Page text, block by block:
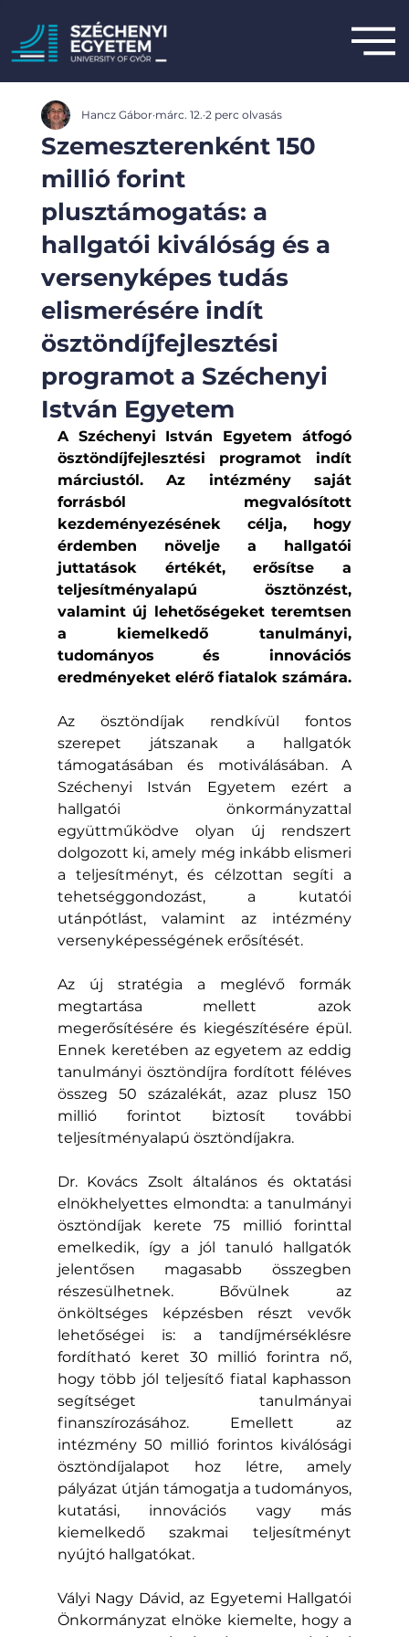
Szemeszterenként 150
millió forint
plusztámogatás: a
hallgatói kiválóság és a
versenyképes tudás
elismerésére indít
ösztöndíjfejlesztési
programot a Széchenyi
István Egyetem
Hancz Gábor márc. 12. 2 perc olvasás
A Széchenyi István Egyetem átfogó
ösztöndíjfejlesztési programot indít
márciustól. Az intézmény saját
forrásból megvalósított
kezdeményezésének célja, hogy
érdemben növelje a hallgatói
juttatások értékét, erősítse a
teljesítményalapú ösztönzést,
valamint új lehetőségeket teremtsen
a kiemelkedő tanulmányi,
tudományos és innovációs
eredményeket elérő fiatalok számára.
Az ösztöndíjak rendkívül fontos
szerepet játszanak a hallgatók
támogatásában és motiválásában. A
Széchenyi István Egyetem ezért a
hallgatói önkormányzattal
együttműködve olyan új rendszert
dolgozott ki, amely még inkább elismeri
a teljesítményt, és célzottan segíti a
tehetséggondozást, a kutatói
utánpótlást, valamint az intézmény
versenyképességének erősítését.
Az új stratégia a meglévő formák
megtartása mellett azok
megerősítésére és kiegészítésére épül.
Ennek keretében az egyetem az eddig
tanulmányi ösztöndíjra fordított féléves
összeg 50 százalékát, azaz plusz 150
millió forintot biztosít további
teljesítményalapú ösztöndíjakra.
Dr. Kovács Zsolt általános és oktatási
elnökhelyettes elmondta: a tanulmányi
ösztöndíjak kerete 75 millió forinttal
emelkedik, így a jól tanuló hallgatók
jelentősen magasabb összegben
részesülhetnek. Bővülnek az
önköltséges képzésben részt vevők
lehetőségei is: a tandíjmérséklésre
fordítható keret 30 millió forintra nő,
hogy több jól teljesítő fiatal kaphasson
segítséget tanulmányai
finanszírozásához. Emellett az
intézmény 50 millió forintos kiválósági
ösztöndíjalapot hoz létre, amely
pályázat útján támogatja a tudományos,
kutatási, innovációs vagy más
kiemelkedő szakmai teljesítményt
nyújtó hallgatókat.
Vályi Nagy Dávid, az Egyetemi Hallgatói
Önkormányzat elnöke kiemelte, hogy a